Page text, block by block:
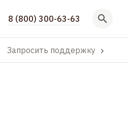
8 (800) 300-63-63
Запросить поддержку